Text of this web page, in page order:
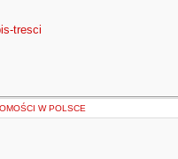
tresci
W POLSCE